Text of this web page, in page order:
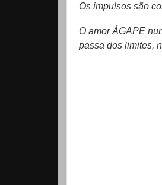
Os impulsos são
O amor ÁGAPE
passa dos limites,